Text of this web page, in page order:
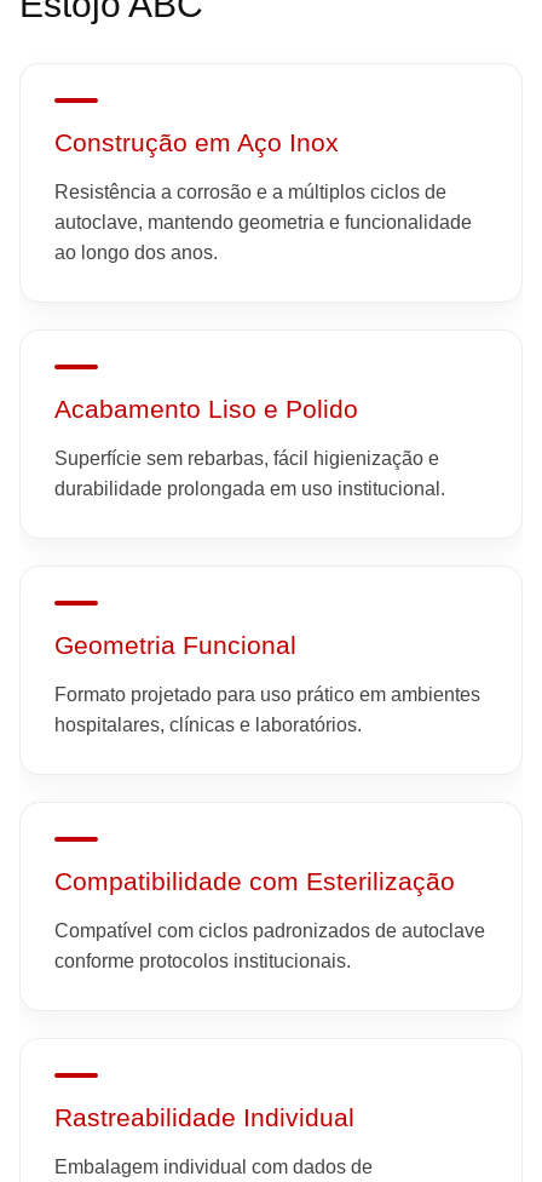
Construção em Aço Inox
Resistência a corrosão e a múltiplos ciclos de
autoclave, mantendo geometria e funcionalidade
ao longo dos anos.
Acabamento Liso e Polido
Superfície sem rebarbas, fácil higienização e
durabilidade prolongada em uso institucional.
Geometria Funcional
Formato projetado para uso prático em ambientes
hospitalares, clínicas e laboratórios.
Compatibilidade com Esterilização
Compatível com ciclos padronizados de autoclave
conforme protocolos institucionais.
Rastreabilidade Individual
Embalagem individual com dados de